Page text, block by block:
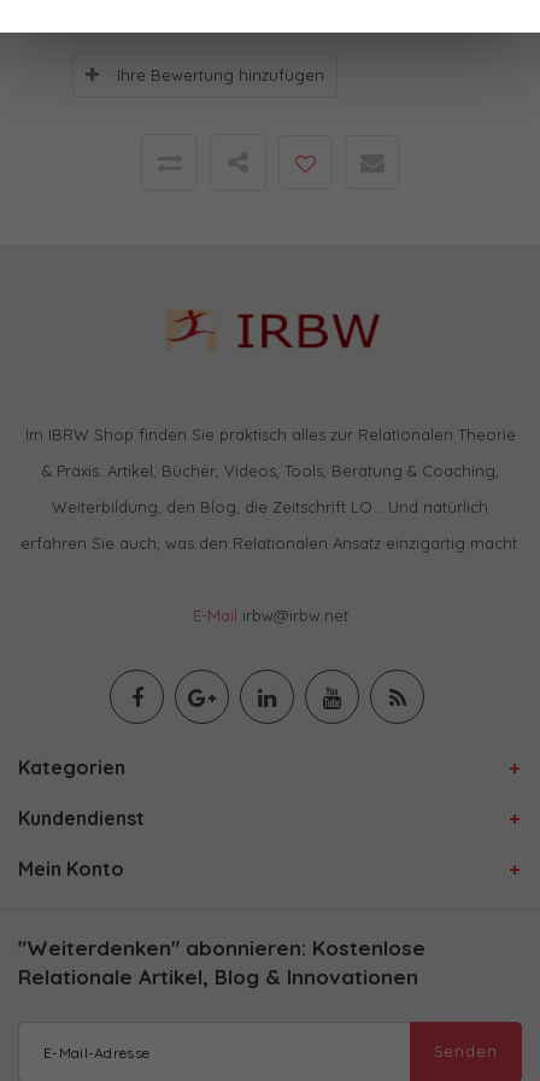
Ihre Bewertung hinzufügen
Im IBRW Shop finden Sie praktisch alles zur Relationalen Theorie
& Praxis: Artikel, Bücher, Videos, Tools, Beratung & Coaching,
Weiterbildung, den Blog, die Zeitschrift LO… Und natürlich
erfahren Sie auch, was den Relationalen Ansatz einzigartig macht.
E-Mail irbw@irbw.net
Kategorien
Kundendienst
Mein Konto
"Weiterdenken" abonnieren: Kostenlose
Relationale Artikel, Blog & Innovationen
Senden